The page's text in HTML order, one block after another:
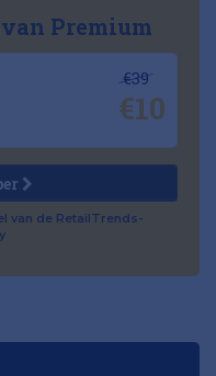
Premium
€39
€10
van de RetailTrends-